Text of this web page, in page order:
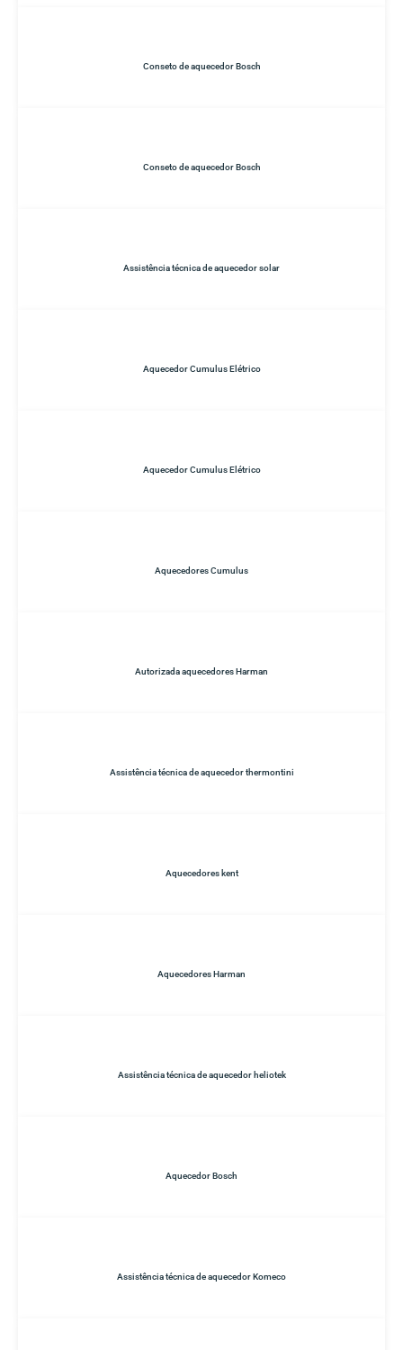
Conseto de aquecedor Bosch
Conseto de aquecedor Bosch
Assistência técnica de aquecedor solar
Aquecedor Cumulus Elétrico
Aquecedor Cumulus Elétrico
Aquecedores Cumulus
Autorizada aquecedores Harman
Assistência técnica de aquecedor thermontini
Aquecedores kent
Aquecedores Harman
Assistência técnica de aquecedor heliotek
Aquecedor Bosch
Assistência técnica de aquecedor Komeco